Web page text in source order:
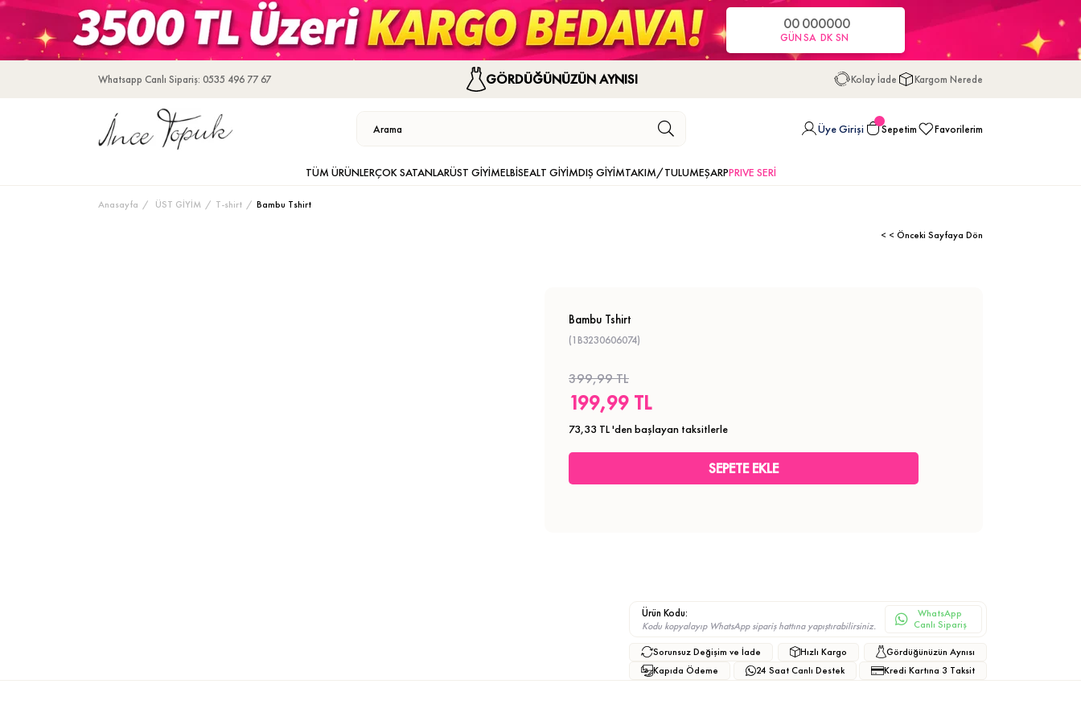
00
GÜN
00
SA
00
DK
00
SN
Whatsapp Canlı Sipariş: 0535 496 77 67 GÖRDÜĞÜNÜZÜN AYNISI Kolay İade Kargom Nerede
Üye Girişi Sepetim Favorilerim
TÜM ÜRÜNLERÇOK SATANLARÜST GİYİMELBİSEALT GİYİMDIŞ GİYİMTAKIM/TULUMEŞARPPRIVE SERİ
Anasayfa ÜST GİYİM T-shirt Bambu Tshirt
< < Önceki Sayfaya Dön
Bambu Tshirt
(1B3230606074)
399,99 TL
199,99 TL
73,33 TL'den başlayan taksitlerle
Ürün Kodu:
Kodu kopyalayıp WhatsApp sipariş hattına yapıştırabilirsiniz.
WhatsApp
Canlı Sipariş
Sorunsuz Değişim ve İade Hızlı Kargo
Gördüğünüzün Aynısı
Kapıda Ödeme
24 Saat Canlı Destek Kredi Kartına 3 Taksit